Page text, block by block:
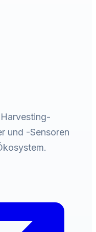
und -Sensoren